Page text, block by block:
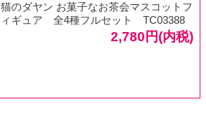
猫のダヤン お菓子なお茶会マスコットフ
ィギュア 全4種フルセット TC03388
2,780円(内税)